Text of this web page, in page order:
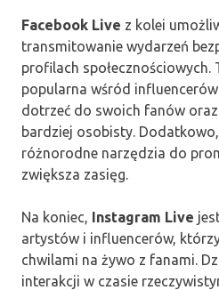
Facebook Live z kolei
transmitowanie wydarzeń
profilach
popularna wśród
dotrzeć do swoich fanów
bardziej osobisty.
różnorodne narzędzia do
zwiększa zasięg.
Na koniec, Instagram Live
artystów i influencerów,
chwilami na żywo z fanami.
interakcji w czasie